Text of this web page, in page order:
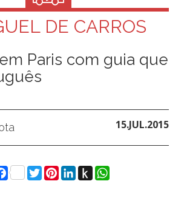
DE CARROS
Paris com guia que
15.JUL.2015
Facebook
Twitter
Pinterest
LinkedIn
Push
to
WhatsApp